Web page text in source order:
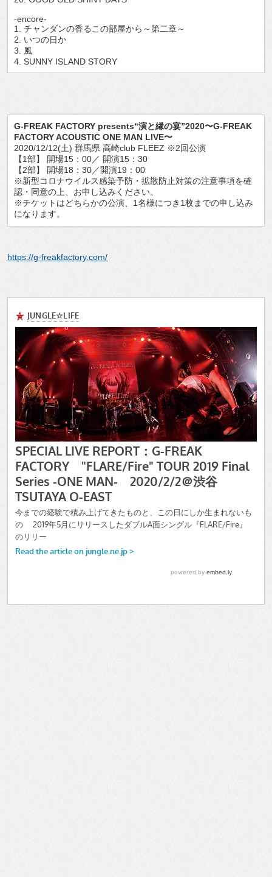
-encore-
1. チャンダンの香るこの部屋から～第二章～
2. いつの日か
3. 風
4. SUNNY ISLAND STORY
G-FREAK FACTORY presents“演と縁の宴”2020〜G-FREAK
FACTORY ACOUSTIC ONE MAN LIVE〜
2020/12/12(土) 群馬県 高崎club FLEEZ ※2回公演
【1部】 開場15：00／ 開演15：30
【2部】 開場18：30／開演19：00
※新型コロナウイルス感染予防・拡散防止対策の注意事項を確
認・同意の上、お申し込みください。
※チケットはどちらかの公演、1名様につき1枚までの申し込み
になります。
https://g-freakfactory.com/